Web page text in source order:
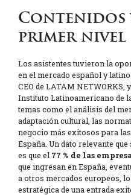
Contenidos
primer nivel
Los asistentes tuvieron la
en el mercado español y
CEO de LATAM NETWORKS,
Instituto Latinoamericano de
temas como el análisis del
adaptación cultural, las
negocio más exitosos para
España. Un dato relevante
es que el 77 % de las
que ingresan en España,
a otros mercados europeos,
estratégica de una entrada